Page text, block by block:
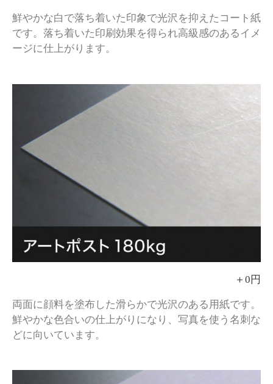
鮮やかな白で落ち着いた印象で光沢を抑えたコート紙
です。 落ち着いた印刷効果を得られ高級感のあるイメ
ージに仕上がります。
＋0円
両面に顔料を塗布した滑らかで光沢のある用紙です。
鮮やかな色合いの仕上がりになり、写真を使う名刺な
どに向いています。